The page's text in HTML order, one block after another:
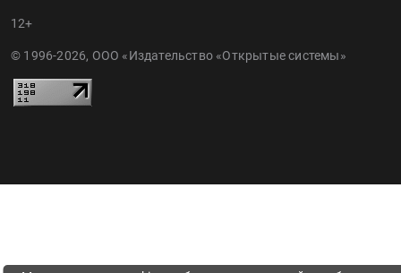
12+
© 1996-2026, ООО «Издательство «Открытые системы»